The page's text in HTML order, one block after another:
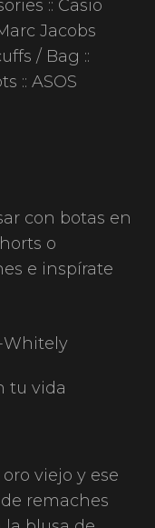
con botas en
o
e inspírate